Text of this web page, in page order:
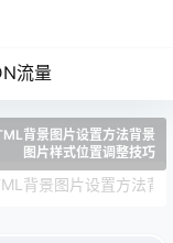
流量
背景图片设置方法背景
图片样式位置调整技巧